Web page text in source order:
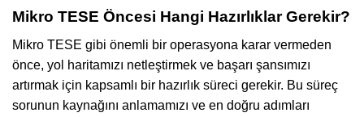
Mikro TESE Öncesi Hangi Hazırlıklar Gerekir?
Mikro TESE gibi önemli bir operasyona karar vermeden
önce, yol haritamızı netleştirmek ve başarı şansımızı
artırmak için kapsamlı bir hazırlık süreci gerekir. Bu süreç
sorunun kaynağını anlamamızı ve en doğru adımları